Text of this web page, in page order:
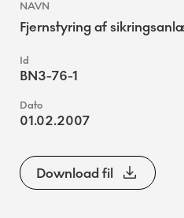
Fjernstyring af
BN3-76-1
01.02.2007
Download fil